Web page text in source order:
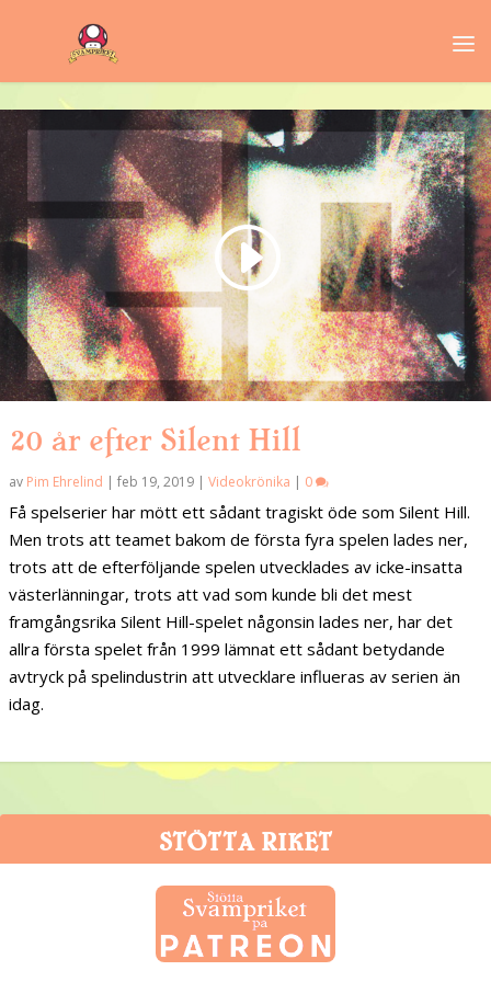
20 år efter Silent Hill
av Pim Ehrelind | feb 19, 2019 | Videokrönika | 0
Få spelserier har mött ett sådant tragiskt öde som Silent Hill.
Men trots att teamet bakom de första fyra spelen lades ner,
trots att de efterföljande spelen utvecklades av icke-insatta
västerlänningar, trots att vad som kunde bli det mest
framgångsrika Silent Hill-spelet någonsin lades ner, har det
allra första spelet från 1999 lämnat ett sådant betydande
avtryck på spelindustrin att utvecklare influeras av serien än
idag.
STÖTTA RIKET